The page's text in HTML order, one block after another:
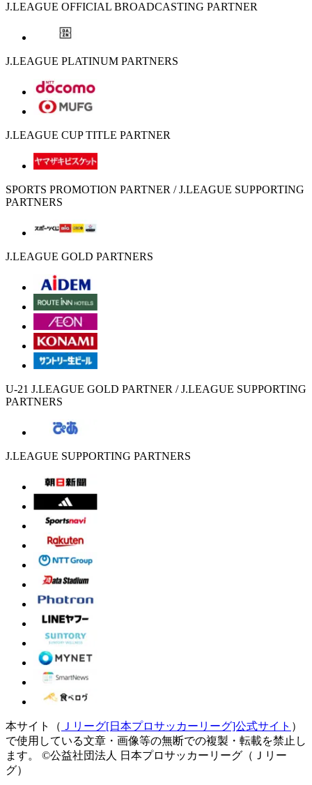
J.LEAGUE OFFICIAL BROADCASTING PARTNER
J.LEAGUE PLATINUM PARTNERS
J.LEAGUE CUP TITLE PARTNER
SPORTS PROMOTION PARTNER / J.LEAGUE SUPPORTING
PARTNERS
J.LEAGUE GOLD PARTNERS
U-21 J.LEAGUE GOLD PARTNER / J.LEAGUE SUPPORTING
PARTNERS
J.LEAGUE SUPPORTING PARTNERS
本サイト（ Ｊリーグ[日本プロサッカーリーグ]公式サイト ）
で使用している文章・画像等の無断での複製・転載を禁止し
ます。
©公益社団法人 日本プロサッカーリーグ（Ｊリー
グ）